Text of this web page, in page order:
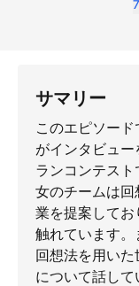
サマリー
このエピソー
がインタビュ
ランコンテス
女のチームは
業を提案してお
触れています。
回想法を用い
について話し